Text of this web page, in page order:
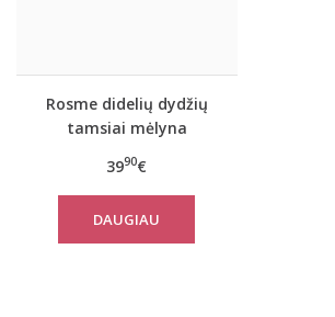
Rosme didelių dydžių
tamsiai mėlyna
3990€
DAUGIAU